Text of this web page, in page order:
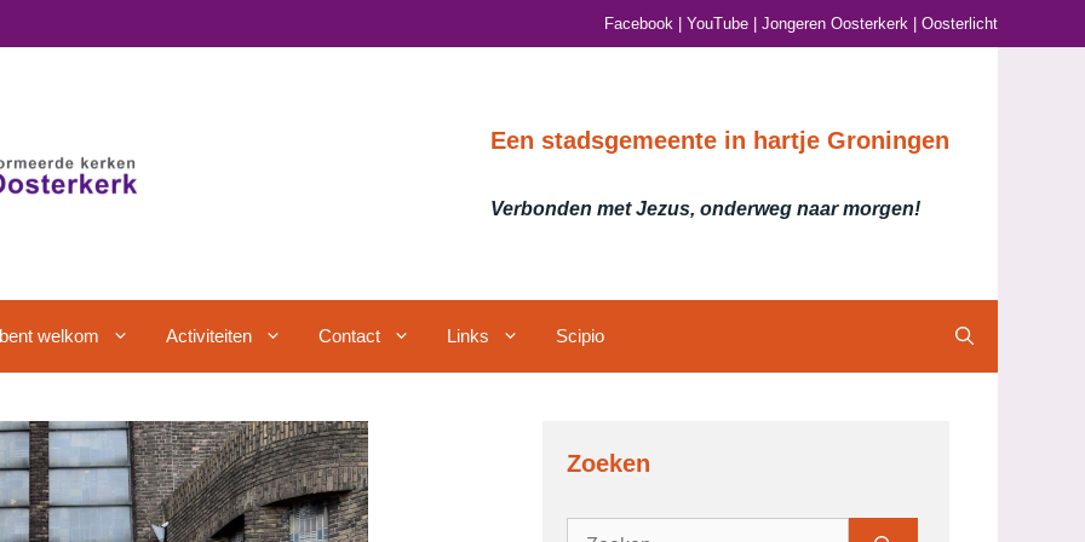
Facebook YouTube Jongeren Oosterkerk Oosterlicht
Een stadsgemeente in hartje Groningen
Verbonden met Jezus, onderweg naar morgen!
welkom Activiteiten Contact Links Scipio
Zoeken